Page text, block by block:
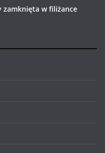
zamknięta w filiżance